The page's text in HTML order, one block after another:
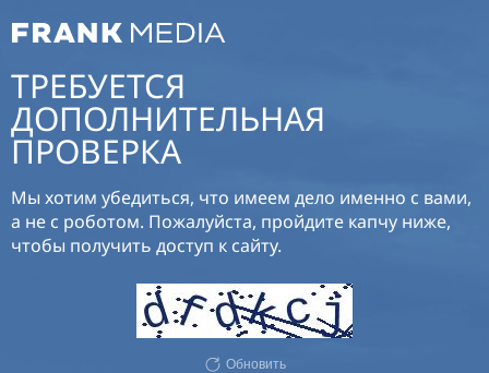
ТРЕБУЕТСЯ
ДОПОЛНИТЕЛЬНАЯ
ПРОВЕРКА
Мы хотим убедиться, что имеем дело именно с вами,
а не с роботом. Пожалуйста, пройдите капчу ниже,
чтобы получить доступ к сайту.
Обновить